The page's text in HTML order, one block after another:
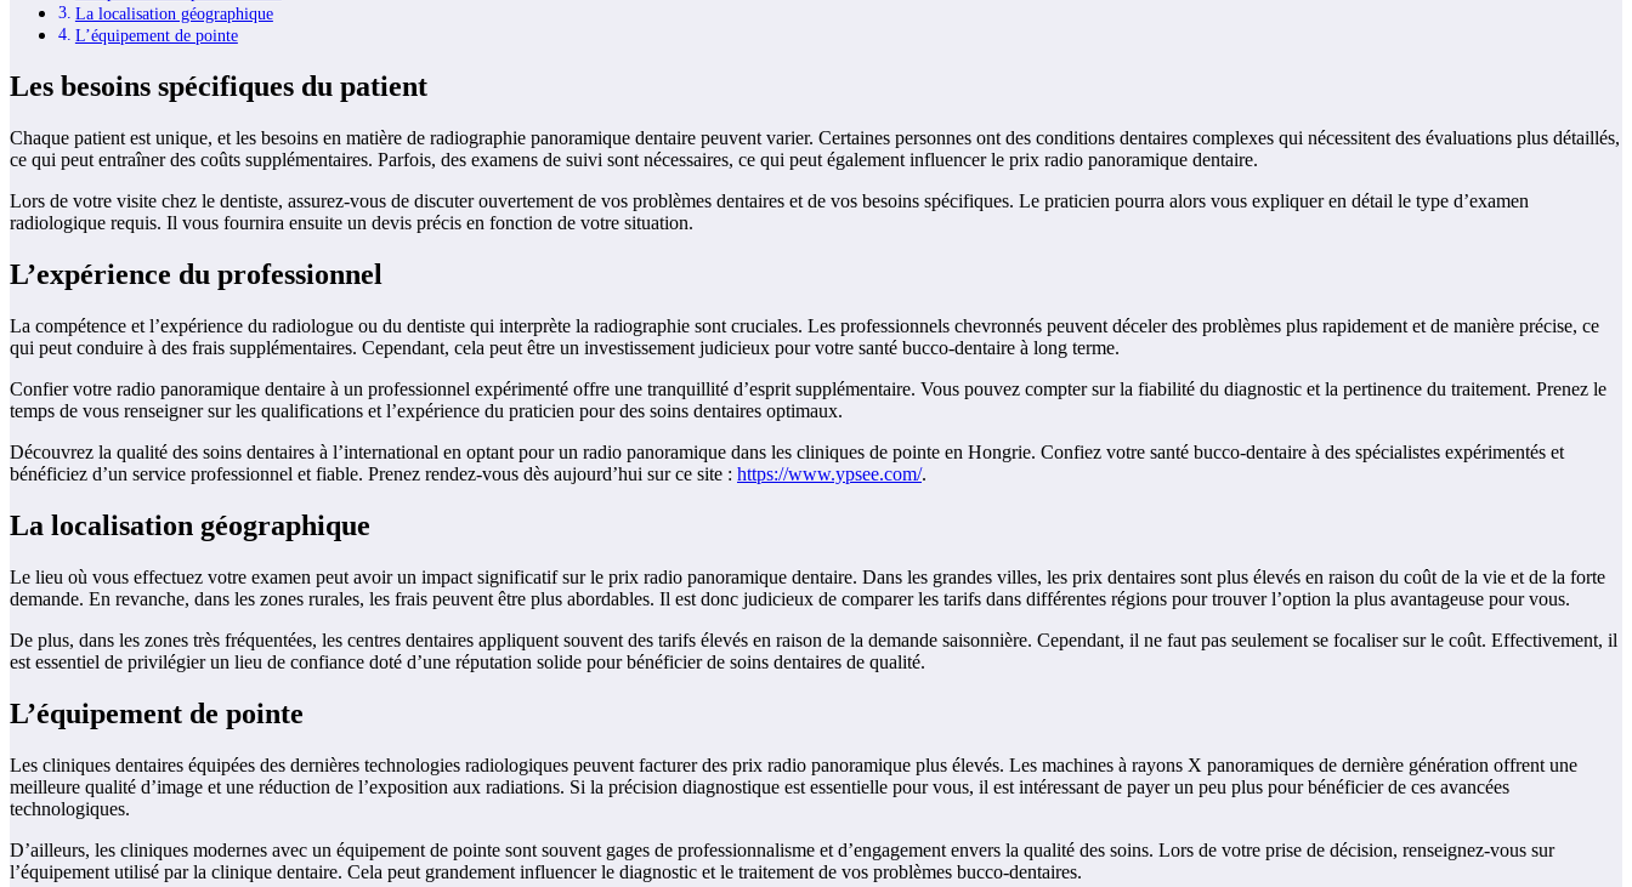
La localisation géographique
L’équipement de pointe
Les besoins spécifiques du patient
Chaque patient est unique, et les besoins en matière de radiographie panoramique dentaire peuvent varier. Certaines personnes ont des conditions dentaires complexes qui nécessitent des évaluations plus détaillés,
ce qui peut entraîner des coûts supplémentaires. Parfois, des examens de suivi sont nécessaires, ce qui peut également influencer le prix radio panoramique dentaire.
Lors de votre visite chez le dentiste, assurez-vous de discuter ouvertement de vos problèmes dentaires et de vos besoins spécifiques. Le praticien pourra alors vous expliquer en détail le type d’examen
radiologique requis. Il vous fournira ensuite un devis précis en fonction de votre situation.
L’expérience du professionnel
La compétence et l’expérience du radiologue ou du dentiste qui interprète la radiographie sont cruciales. Les professionnels chevronnés peuvent déceler des problèmes plus rapidement et de manière précise, ce
qui peut conduire à des frais supplémentaires. Cependant, cela peut être un investissement judicieux pour votre santé bucco-dentaire à long terme.
Confier votre radio panoramique dentaire à un professionnel expérimenté offre une tranquillité d’esprit supplémentaire. Vous pouvez compter sur la fiabilité du diagnostic et la pertinence du traitement. Prenez le
temps de vous renseigner sur les qualifications et l’expérience du praticien pour des soins dentaires optimaux.
Découvrez la qualité des soins dentaires à l’international en optant pour un radio panoramique dans les cliniques de pointe en Hongrie. Confiez votre santé bucco-dentaire à des spécialistes expérimentés et
bénéficiez d’un service professionnel et fiable. Prenez rendez-vous dès aujourd’hui sur ce site : https://www.ypsee.com/.
La localisation géographique
Le lieu où vous effectuez votre examen peut avoir un impact significatif sur le prix radio panoramique dentaire. Dans les grandes villes, les prix dentaires sont plus élevés en raison du coût de la vie et de la forte
demande. En revanche, dans les zones rurales, les frais peuvent être plus abordables. Il est donc judicieux de comparer les tarifs dans différentes régions pour trouver l’option la plus avantageuse pour vous.
De plus, dans les zones très fréquentées, les centres dentaires appliquent souvent des tarifs élevés en raison de la demande saisonnière. Cependant, il ne faut pas seulement se focaliser sur le coût. Effectivement, il
est essentiel de privilégier un lieu de confiance doté d’une réputation solide pour bénéficier de soins dentaires de qualité.
L’équipement de pointe
Les cliniques dentaires équipées des dernières technologies radiologiques peuvent facturer des prix radio panoramique plus élevés. Les machines à rayons X panoramiques de dernière génération offrent une
meilleure qualité d’image et une réduction de l’exposition aux radiations. Si la précision diagnostique est essentielle pour vous, il est intéressant de payer un peu plus pour bénéficier de ces avancées
technologiques.
D’ailleurs, les cliniques modernes avec un équipement de pointe sont souvent gages de professionnalisme et d’engagement envers la qualité des soins. Lors de votre prise de décision, renseignez-vous sur
l’équipement utilisé par la clinique dentaire. Cela peut grandement influencer le diagnostic et le traitement de vos problèmes bucco-dentaires.